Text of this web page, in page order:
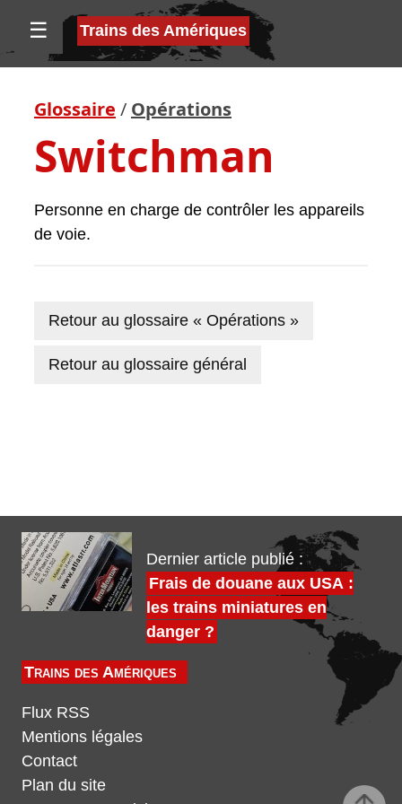
☰ Trains des Amériques
Glossaire / Opérations
Switchman
Personne en charge de contrôler les appareils
de voie.
Retour au glossaire « Opérations »
Retour au glossaire général
Dernier article publié :
Frais de douane aux USA :
les trains miniatures en
danger ?
Trains des Amériques
Flux RSS
Mentions légales
Contact
Plan du site